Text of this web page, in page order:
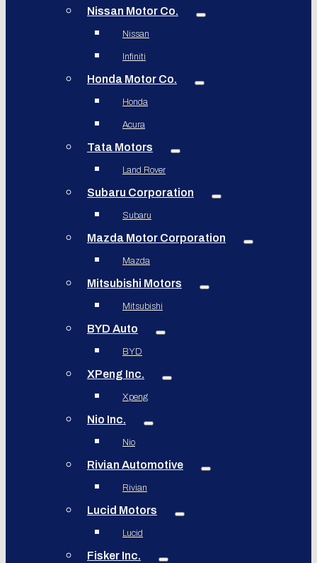
Nissan Motor Co.
Nissan
Infiniti
Honda Motor Co.
Honda
Acura
Tata Motors
Land Rover
Subaru Corporation
Subaru
Mazda Motor Corporation
Mazda
Mitsubishi Motors
Mitsubishi
BYD Auto
BYD
XPeng Inc.
Xpeng
Nio Inc.
Nio
Rivian Automotive
Rivian
Lucid Motors
Lucid
Fisker Inc.